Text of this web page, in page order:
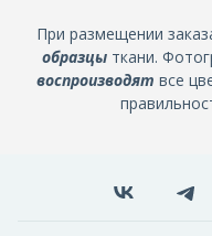
При размещении
образцыткани.
воспроизводят все